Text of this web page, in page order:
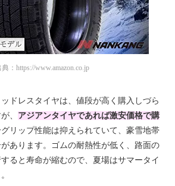
： https://www.amazon.co.jp
ドレスタイヤは、値段が高く購入しづら
、 アジアンタイヤであれば激安価格で購
リップ性能は抑えられていて、豪雪地帯
あります。ゴムの耐熱性が低く、路面の
ると寿命が縮むので、夏場はサマータイ